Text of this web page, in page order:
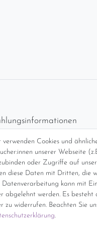
verwenden Cookies und
unserer Webseite
oder Zugriffe auf
diese Daten mit Dritten, die
Datenverarbeitung kann mit
abgelehnt werden. Es
zu widerrufen. Beachten Sie
.
Paypal
Abholung
*Endpreis inkl.